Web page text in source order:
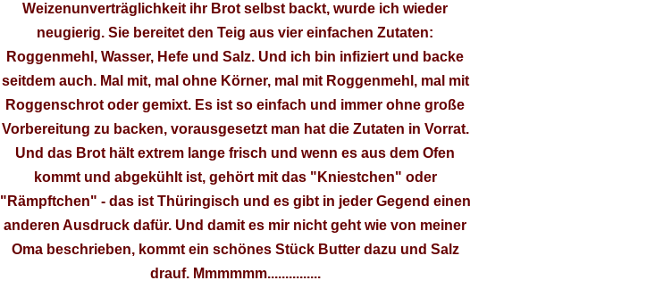
Weizenunverträglichkeit ihr Brot selbst backt, wurde ich wieder
neugierig. Sie bereitet den Teig aus vier einfachen Zutaten:
Roggenmehl, Wasser, Hefe und Salz. Und ich bin infiziert und backe
seitdem auch. Mal mit, mal ohne Körner, mal mit Roggenmehl, mal mit
Roggenschrot oder gemixt. Es ist so einfach und immer ohne große
Vorbereitung zu backen, vorausgesetzt man hat die Zutaten in Vorrat.
Und das Brot hält extrem lange frisch und wenn es aus dem Ofen
kommt und abgekühlt ist, gehört mit das "Kniestchen" oder
"Rämpftchen" - das ist Thüringisch und es gibt in jeder Gegend einen
anderen Ausdruck dafür. Und damit es mir nicht geht wie von meiner
Oma beschrieben, kommt ein schönes Stück Butter dazu und Salz
drauf. Mmmmmm...............